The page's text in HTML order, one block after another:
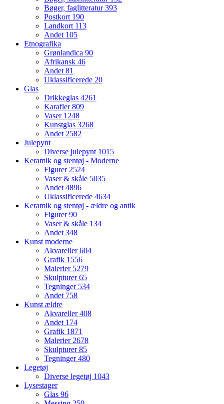
Bøger, faglitteratur393
Postkort 190
Landkort 113
Andet 105
Etnografika
Grønlandica 90
Afrikansk 46
Andet 81
Uklassificerede 20
Glas
Drikkeglas 4261
Karafler809
Vaser 1248
Kunstglas 3268
Andet 2582
Julepynt
Diverse julepynt 1015
Keramik og stentøj - Moderne
Figurer 2524
Vaser & skåle 5035
Andet 4896
Uklassificerede 4634
Keramik og stentøj - ældre og antik
Figurer90
Vaser & skåle 134
Andet 348
Kunst moderne
Akvareller604
Grafik 1556
Malerier 5279
Skulpturer65
Tegninger 534
Andet 758
Kunst ældre
Akvareller408
Andet 174
Grafik 1871
Malerier 2678
Skulpturer85
Tegninger480
Legetøj
Diverse legetøj 1043
Lysestager
Glas 96